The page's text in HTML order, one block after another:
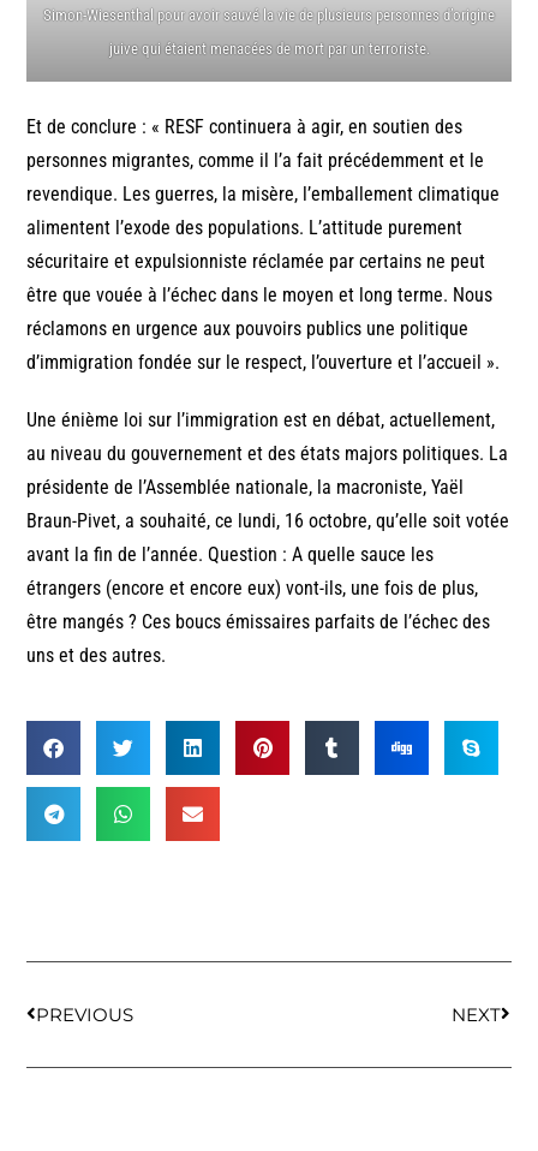
Simon-Wiesenthal pour avoir sauvé la vie de plusieurs personnes d’origine
juive qui étaient menacées de mort par un terroriste.
Et de conclure : « RESF continuera à agir, en soutien des
personnes migrantes, comme il l’a fait précédemment et le
revendique. Les guerres, la misère, l’emballement climatique
alimentent l’exode des populations. L’attitude purement
sécuritaire et expulsionniste réclamée par certains ne peut
être que vouée à l’échec dans le moyen et long terme. Nous
réclamons en urgence aux pouvoirs publics une politique
d’immigration fondée sur le respect, l’ouverture et l’accueil ».
Une énième loi sur l’immigration est en débat, actuellement,
au niveau du gouvernement et des états majors politiques. La
présidente de l’Assemblée nationale, la macroniste, Yaël
Braun-Pivet, a souhaité, ce lundi, 16 octobre, qu’elle soit votée
avant la fin de l’année. Question : A quelle sauce les
étrangers (encore et encore eux) vont-ils, une fois de plus,
être mangés ? Ces boucs émissaires parfaits de l’échec des
uns et des autres.
PREVIOUS NEXT